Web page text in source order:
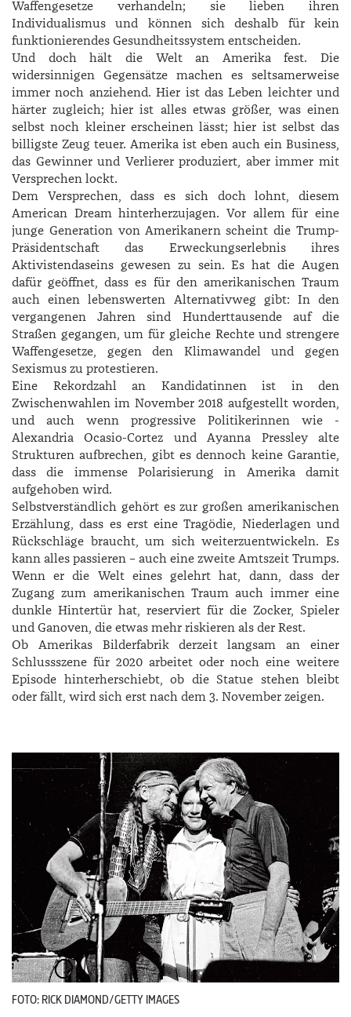
Waffengesetze verhandeln; sie lieben ihren
Individualismus und können sich deshalb für kein
funktionierendes Gesundheitssystem entscheiden.
Und doch hält die Welt an Amerika fest. Die
widersinnigen Gegensätze machen es seltsamerweise
immer noch anziehend. Hier ist das Leben leichter und
härter zugleich; hier ist alles etwas größer, was einen
selbst noch kleiner erscheinen lässt; hier ist selbst das
billigste Zeug teuer. Amerika ist eben auch ein Business,
das Gewinner und Verlierer produziert, aber immer mit
Versprechen lockt.
Dem Versprechen, dass es sich doch lohnt, diesem
American Dream hinterherzujagen. Vor allem für eine
junge Generation von Amerikanern scheint die Trump-
Präsidentschaft das Erweckungserlebnis ihres
Aktivistendaseins gewesen zu sein. Es hat die Augen
dafür geöffnet, dass es für den amerikanischen Traum
auch einen lebenswerten Alternativweg gibt: In den
vergangenen Jahren sind Hunderttausende auf die
Straßen gegangen, um für gleiche Rechte und strengere
Waffengesetze, gegen den Klimawandel und gegen
Sexismus zu protestieren.
Eine Rekordzahl an Kandidatinnen ist in den
Zwischenwahlen im November 2018 aufgestellt worden,
und auch wenn progressive Politikerinnen wie ­
Alexandria Ocasio-­Cortez und ­Ayanna ­Pressley alte
Strukturen aufbrechen, gibt es dennoch keine Garantie,
dass die immense Polarisierung in Amerika damit
aufgehoben wird.
Selbstverständlich gehört es zur großen amerikanischen
Erzählung, dass es erst eine Tragödie, Niederlagen und
Rückschläge braucht, um sich weiterzuentwickeln. Es
kann alles passieren – auch eine zweite Amtszeit Trumps.
Wenn er die Welt eines gelehrt hat, dann, dass der
Zugang zum amerikanischen Traum auch immer eine
dunkle Hintertür hat, reserviert für die Zocker, Spieler
und Ganoven, die etwas mehr riskieren als der Rest.
Ob Amerikas Bilderfabrik derzeit langsam an einer
Schlussszene für 2020 arbeitet oder noch eine weitere
Episode hinterherschiebt, ob die Statue stehen bleibt
oder fällt, wird sich erst nach dem 3. November zeigen.
FOTO: RICK DIAMOND/GETTY IMAGES